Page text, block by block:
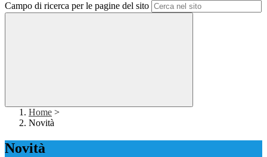
Campo di ricerca per le pagine del sito
Home >
Novità
Novità